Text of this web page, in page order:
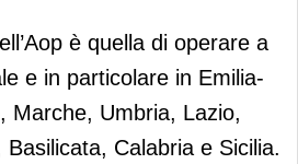
è quella di operare a
e in particolare in Emilia-
Marche, Umbria, Lazio,
Calabria e Sicilia.